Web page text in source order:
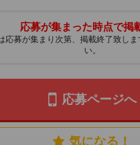
応募が集まった時点で掲
応募が集まり次第、掲載終了致し
い。
応募ページへ
気になる！